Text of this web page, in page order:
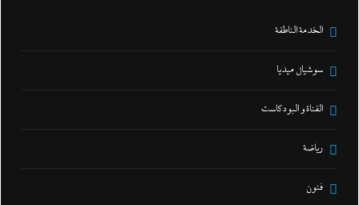
الخدمة الناطقة
سوشيال ميديا
القناة و البودكاست
رياضة
فنون